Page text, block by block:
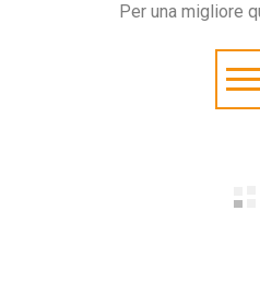
Per una migliore